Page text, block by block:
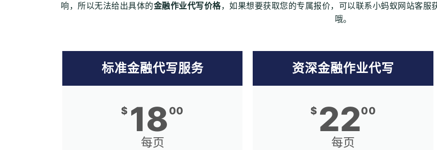
响，所以无法给出具体的金融作业代写价格，如果想要获取您的专属报价，可以联系小蚂蚁网站客
哦。
标准金融代写服务
$ 18 00
每页
资深金融作业代写
$ 2200
每页